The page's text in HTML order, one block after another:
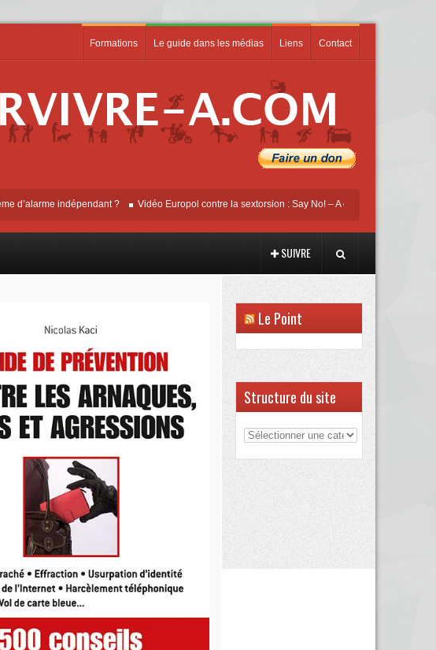
Formations Le guide dans les médias Liens Contact
indépendant ? Vidéo Europol contre la sextorsion : Say No! – A campaign against online
SUIVRE
Le Point
Structure du site